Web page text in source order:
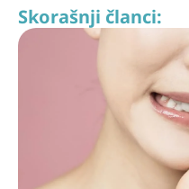
Skorašnji članci: